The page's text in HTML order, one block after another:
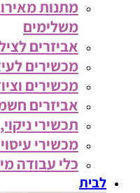
מתנות
משלימים
אביזרים
מכשירים
מכשירים
אביזרים
תכשירי
מכשירי
כלי עבודה
לבית